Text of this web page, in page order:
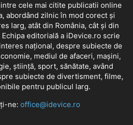
cele mai citite publicatii online
abordând zilnic în mod corect și
larg, atât din România, cât și din
editorială a iDevice.ro scrie
național, despre subiecte de
mediul de afaceri, mașini,
știință, sport, sănătate, având
subiecte de divertisment, filme,
pentru publicul larg.
ne: office@idevice.ro